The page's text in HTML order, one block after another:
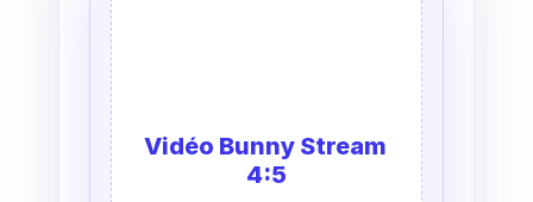
Vidéo Bunny Stream
4:5